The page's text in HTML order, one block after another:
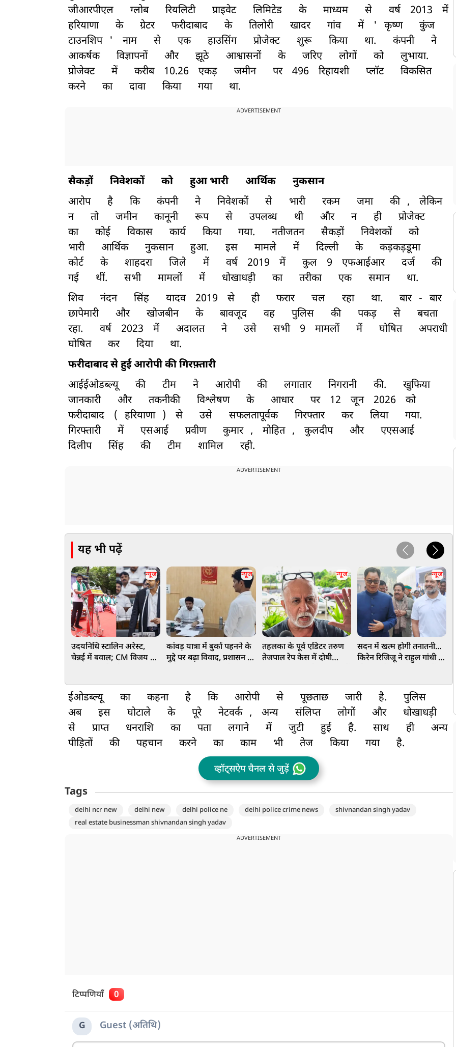
जीआरपीएल
ग्लोब रियलिटी प्राइवेट लिमिटेड के माध्यम से वर्ष 2013
में
हरियाणा
के ग्रेटर फरीदाबाद के तिलोरी खादर गांव में ' कृष्ण
कुंज
टाउनशिप
' नाम से एक हाउसिंग प्रोजेक्ट शुरू किया था. कंपनी
ने
आकर्षक
विज्ञापनों और झूठे आश्वासनों के जरिए लोगों को
लुभाया.
प्रोजेक्ट
में करीब 10.26 एकड़ जमीन पर 496 रिहायशी प्लॉट
विकसित
करने
का दावा किया गया था.
ADVERTISEMENT
सैकड़ों निवेशकों को हुआ भारी आर्थिक
नुकसान
आरोप
है कि कंपनी ने निवेशकों से भारी रकम जमा की ,
लेकिन
न
तो जमीन कानूनी रूप से उपलब्ध थी और न ही
प्रोजेक्ट
का
कोई विकास कार्य किया गया. नतीजतन सैकड़ों निवेशकों
को
भारी
आर्थिक नुकसान हुआ. इस मामले में दिल्ली के
कड़कड़डूमा
कोर्ट
के शाहदरा जिले में वर्ष 2019 में कुल 9 एफआईआर दर्ज
की
गई
थीं. सभी मामलों में धोखाधड़ी का तरीका एक समान
था.
शिव
नंदन सिंह यादव 2019 से ही फरार चल रहा था. बार - बार
छापेमारी
और खोजबीन के बावजूद वह पुलिस की पकड़ से
बचता
रहा.
वर्ष 2023 में अदालत ने उसे सभी 9 मामलों में घोषित
अपराधी
घोषित
कर दिया
था.
फरीदाबाद से हुई आरोपी की गिरफ़्तारी
आईईओडब्ल्यू
की टीम ने आरोपी की लगातार निगरानी की.
खुफिया
जानकारी
और तकनीकी विश्लेषण के आधार पर 12 जून 2026
को
फरीदाबाद
( हरियाणा ) से उसे सफलतापूर्वक गिरफ्तार कर लिया
गया.
गिरफ्तारी
में एसआई प्रवीण कुमार , मोहित , कुलदीप और
एएसआई
दिलीप
सिंह की टीम शामिल रही.
ADVERTISEMENT
यह भी पढ़ें
न्यूज
उदयनिधि स्टालिन अरेस्ट,
चेन्नई में बवाल; CM विजय का
न्यूज
कांवड़ यात्रा में बुर्का पहनने के
मुद्दे पर बढ़ा विवाद, प्रशासन के
न्यूज
तहलका के पूर्व एडिटर तरुण
तेजपाल रेप केस में दोषी
का फैसला
न्यूज
सदन में खत्म होगी तनातनी…
किरेन रिजिजू ने राहुल गांधी से
ईओडब्ल्यू का कहना है कि आरोपी से पूछताछ जारी है.
पुलिस
अब
इस घोटाले के पूरे नेटवर्क , अन्य संलिप्त लोगों और
धोखाधड़ी
से
प्राप्त धनराशि का पता लगाने में जुटी हुई है. साथ ही
अन्य
पीड़ितों
की पहचान करने का काम भी तेज किया गया है.
व्हॉट्सऐप चैनल से जुड़ें
Tags
delhi ncr new delhi new delhi police ne delhi police crime news
shivnandan singh yadav
real estate businessman shivnandan singh yadav
ADVERTISEMENT
टिप्पणियाँ 0
G Guest (अतिथि)